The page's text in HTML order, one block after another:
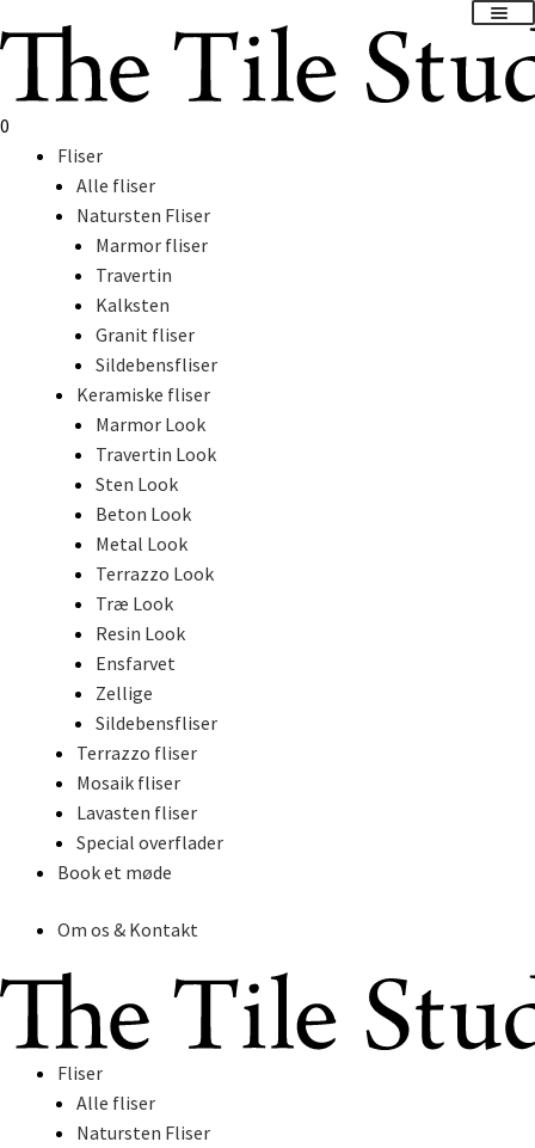
til
navigation
til
indhold
0
Fliser
Alle fliser
Natursten Fliser
Marmor fliser
Travertin
Kalksten
Granit fliser
Sildebensfliser
Keramiske fliser
Marmor Look
Travertin Look
Sten Look
Beton Look
Metal Look
Terrazzo Look
Træ Look
Resin Look
Ensfarvet
Zellige
Sildebensfliser
Terrazzo fliser
Mosaik fliser
Lavasten fliser
Special overflader
Book et møde
Om os & Kontakt
Fliser
Alle fliser
Natursten Fliser